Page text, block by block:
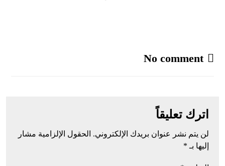
No comment
اترك تعليقاً
لن يتم نشر عنوان بريدك الإلكتروني. الحقول الإلزامية مشار
إليها بـ *